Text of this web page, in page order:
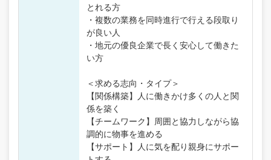
とれる方
・複数の業務を同時進行で行える段取り
が良い人
・地元の優良企業で長く安心して働きた
い方
＜求める志向・タイプ＞
【関係構築】人に働きかけ多くの人と関
係を築く
【チームワーク】周囲と協力しながら協
調的に物事を進める
【サポート】人に気を配り親身にサポー